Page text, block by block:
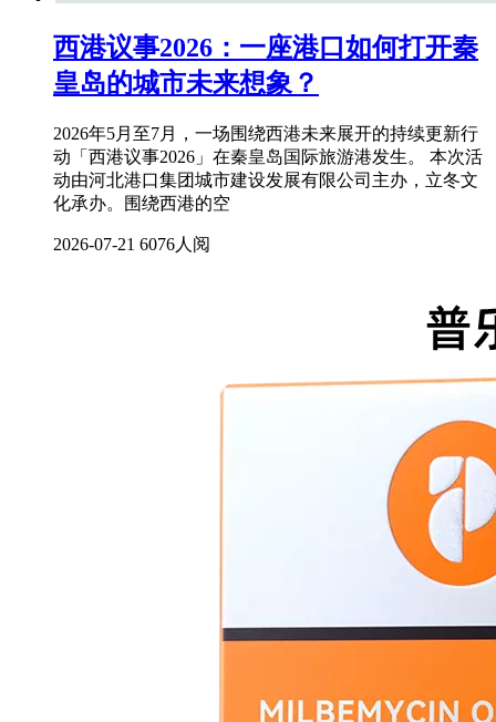
西港议事2026：一座港口如何打开秦
皇岛的城市未来想象？
2026年5月至7月，一场围绕西港未来展开的持续更新行
动「西港议事2026」在秦皇岛国际旅游港发生。 本次活
动由河北港口集团城市建设发展有限公司主办，立冬文
化承办。围绕西港的空
2026-07-21 6076人阅